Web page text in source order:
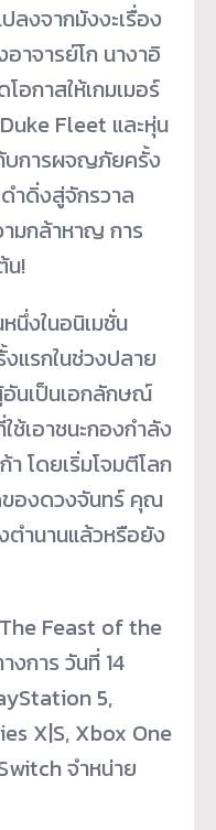
ลงจากมังงะเรื่อง
าจารย์โก นางาอิ
อกาสให้เกมเมอร์
Fleet และหุ่น
บการผจญภัยครั้ง
ำดิ่งสู่จักรวาล
มกล้าหาญ การ
น!
นึ่งในอนิเมชั่น
แรกในช่วงปลาย
นเป็นเอกลักษณ์
ช้เอาชนะกองกำลัง
โดยเริ่มโจมตีโลก
องดวงจันทร์ คุณ
ตำนานแล้วหรือยัง
Feast of the
งการ วันที่ 14
5,
X|S, Xbox One
จำหน่าย